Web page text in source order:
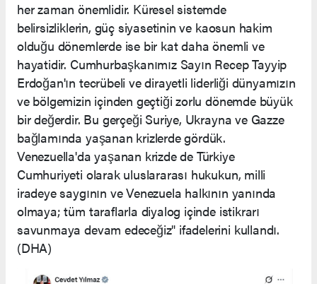
her zaman önemlidir. Küresel sistemde
belirsizliklerin, güç siyasetinin ve kaosun hakim
olduğu dönemlerde ise bir kat daha önemli ve
hayatidir. Cumhurbaşkanımız Sayın Recep Tayyip
Erdoğan'ın tecrübeli ve dirayetli liderliği dünyamızın
ve bölgemizin içinden geçtiği zorlu dönemde büyük
bir değerdir. Bu gerçeği Suriye, Ukrayna ve Gazze
bağlamında yaşanan krizlerde gördük.
Venezuella'da yaşanan krizde de Türkiye
Cumhuriyeti olarak uluslararası hukukun, milli
iradeye saygının ve Venezuela halkının yanında
olmaya; tüm taraflarla diyalog içinde istikrarı
savunmaya devam edeceğiz" ifadelerini kullandı.
(DHA)